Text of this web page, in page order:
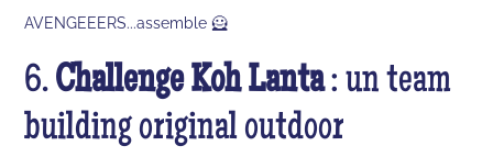
AVENGEEERS...assemble 🦸
6.Challenge Koh Lanta: un team
building original outdoor